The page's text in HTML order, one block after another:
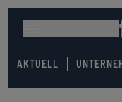
AKTUELL